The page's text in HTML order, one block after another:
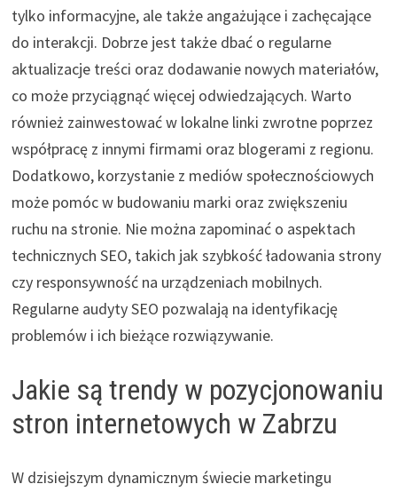
tylko informacyjne, ale także angażujące i zachęcające
do interakcji. Dobrze jest także dbać o regularne
aktualizacje treści oraz dodawanie nowych materiałów,
co może przyciągnąć więcej odwiedzających. Warto
również zainwestować w lokalne linki zwrotne poprzez
współpracę z innymi firmami oraz blogerami z regionu.
Dodatkowo, korzystanie z mediów społecznościowych
może pomóc w budowaniu marki oraz zwiększeniu
ruchu na stronie. Nie można zapominać o aspektach
technicznych SEO, takich jak szybkość ładowania strony
czy responsywność na urządzeniach mobilnych.
Regularne audyty SEO pozwalają na identyfikację
problemów i ich bieżące rozwiązywanie.
Jakie są trendy w pozycjonowaniu
stron internetowych w Zabrzu
W dzisiejszym dynamicznym świecie marketingu